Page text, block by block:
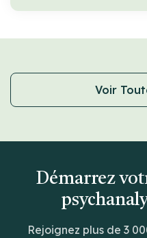
Voir
Démarrez
Rejoignez plus de 3